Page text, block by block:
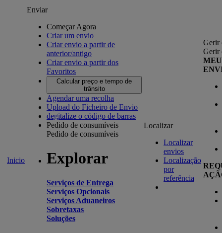
Inicio
Enviar
Começar Agora
Criar um envio
Criar envio a partir de
anterior/antigo
Criar envio a partir dos
Favoritos
Calcular preço e tempo de
trânsito
Agendar uma recolha
Upload do Ficheiro de Envio
degitalize o código de barras
Pedido de consumíveis
Pedido de consumíveis
Explorar
Serviços de Entrega
Serviços Opcionais
Serviços Aduaneiros
Sobretaxas
Soluções
Localizar
Localizar
envios
Localização
por
referência
Gerir
Gerir